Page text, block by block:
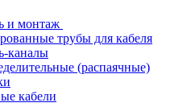
и монтаж
трубы для кабеля
каналы
(распаячные)
кабели